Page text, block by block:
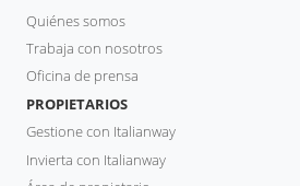
Quiénes somos
Trabaja con nosotros
Oficina de prensa
PROPIETARIOS
Gestione con Italianway
Invierta con Italianway